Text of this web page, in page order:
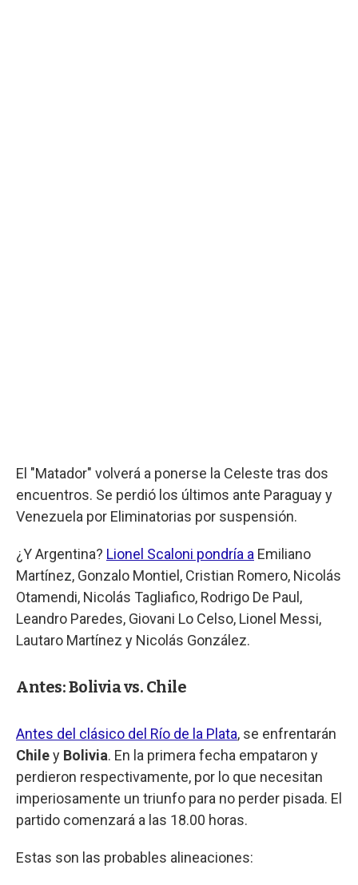
El "Matador" volverá a ponerse la Celeste tras dos
encuentros. Se perdió los últimos ante Paraguay y
Venezuela por Eliminatorias por suspensión.
¿Y Argentina? Lionel Scaloni pondría a Emiliano
Martínez, Gonzalo Montiel, Cristian Romero, Nicolás
Otamendi, Nicolás Tagliafico, Rodrigo De Paul,
Leandro Paredes, Giovani Lo Celso, Lionel Messi,
Lautaro Martínez y Nicolás González.
Antes: Bolivia vs. Chile
Antes del clásico del Río de la Plata, se enfrentarán
Chiley Bolivia. En la primera fecha empataron y
perdieron respectivamente, por lo que necesitan
imperiosamente un triunfo para no perder pisada. El
partido comenzará a las 18.00 horas.
Estas son las probables alineaciones: